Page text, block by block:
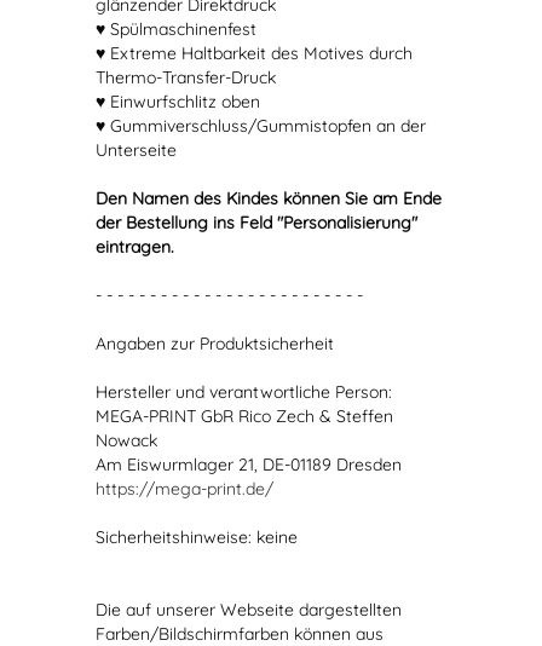
glänzender Direktdruck
♥ Spülmaschinenfest
♥ Extreme Haltbarkeit des Motives durch
Thermo-Transfer-Druck
♥ Einwurfschlitz oben
♥ Gummiverschluss/Gummistopfen an der
Unterseite
Den Namen des Kindes können Sie am Ende
der Bestellung ins Feld "Personalisierung"
eintragen.
- - - - - - - - - - - - - - - - - - - - - - - - -
Angaben zur Produktsicherheit
Hersteller und verantwortliche Person:
MEGA-PRINT GbR Rico Zech & Steffen
Nowack
Am Eiswurmlager 21, DE-01189 Dresden
https://mega-print.de/
Sicherheitshinweise: keine
Die auf unserer Webseite dargestellten
Farben/Bildschirmfarben können aus